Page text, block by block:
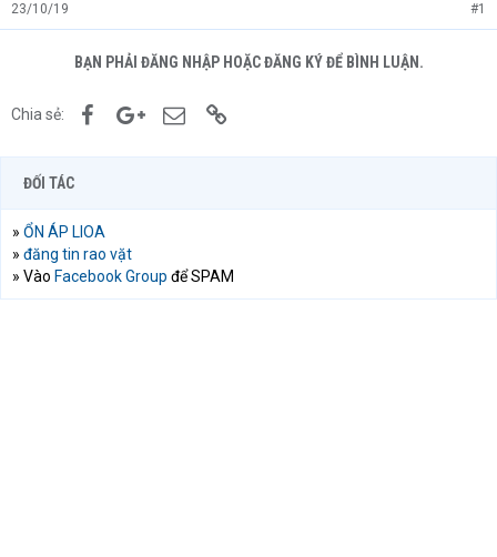
23/10/19 #1
BẠN PHẢI ĐĂNG NHẬP HOẶC ĐĂNG KÝ ĐỂ BÌNH LUẬN.
Chia sẻ: FacebookGoogle+Email
ĐỐI TÁC
» ỔN ÁP LIOA
» đăng tin rao vặt
» Vào Facebook Group để SPAM